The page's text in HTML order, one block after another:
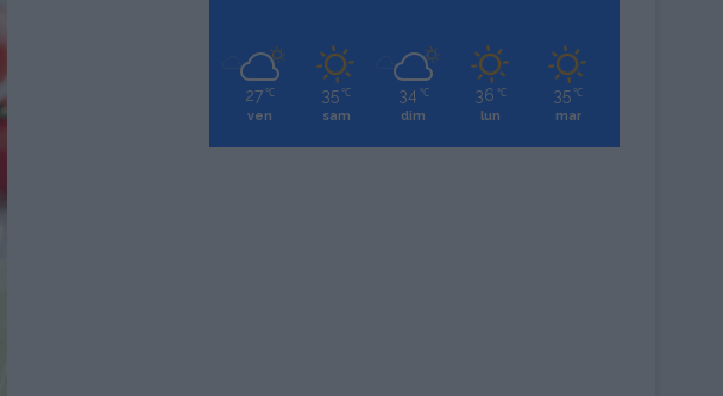
27 ℃
ven
35 ℃
sam
34 ℃
dim
36 ℃
lun
35 ℃
mar